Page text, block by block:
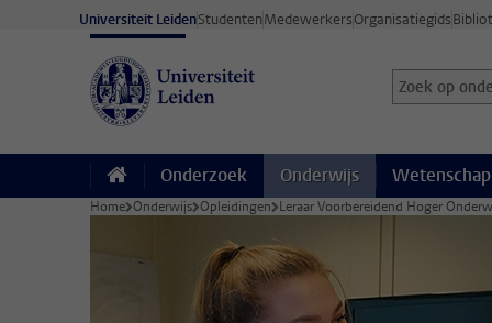
Ga direct naar de inhoud
Universiteit LeidenStudentenMedewerkersOrganisatiegids
Zoek op
Zoekterm
Onderzoek Onderwijs
Home Onderwijs Opleidingen Leraar Voorbereidend Hoger